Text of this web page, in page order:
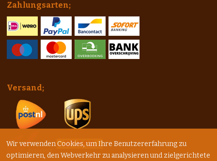
Zahlungsarten;
Versand;
Wir verwenden Cookies, um Ihre Benutzererfahrung zu
optimieren, den Webverkehr zu analysieren und zielgerichtete